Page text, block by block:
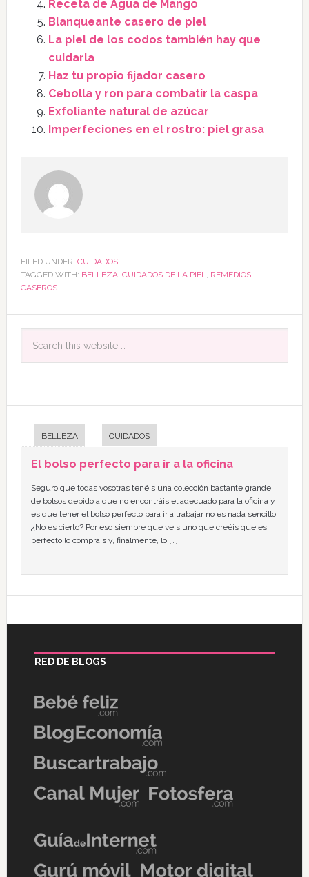
Receta de Agua de Mango
Blanqueante casero de piel
La piel de los codos también hay que
cuidarla
Haz tu propio fijador casero
Cebolla y ron para combatir la caspa
Exfoliante natural de azúcar
Imperfeciones en el rostro: piel grasa
FILED UNDER: CUIDADOS
TAGGED WITH: BELLEZA, CUIDADOS DE LA PIEL, REMEDIOS
CASEROS
BELLEZA CUIDADOS
El bolso perfecto para ir a la oficina
Seguro que todas vosotras tenéis una colección bastante grande
de bolsos debido a que no encontráis el adecuado para la oficina y
es que tener el bolso perfecto para ir a trabajar no es nada sencillo,
¿No es cierto? Por eso siempre que veis uno que creéis que es
perfecto lo compráis y, finalmente, lo […]
RED DE BLOGS